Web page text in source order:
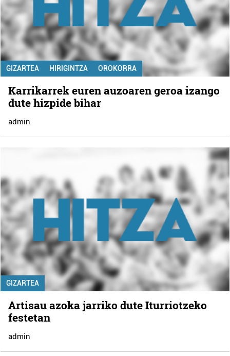
GIZARTEA HIRIGINTZA OROKORRA
Karrikarrek euren auzoaren geroa izango
dute hizpide bihar
admin
GIZARTEA
Artisau azoka jarriko dute Iturriotzeko
festetan
admin